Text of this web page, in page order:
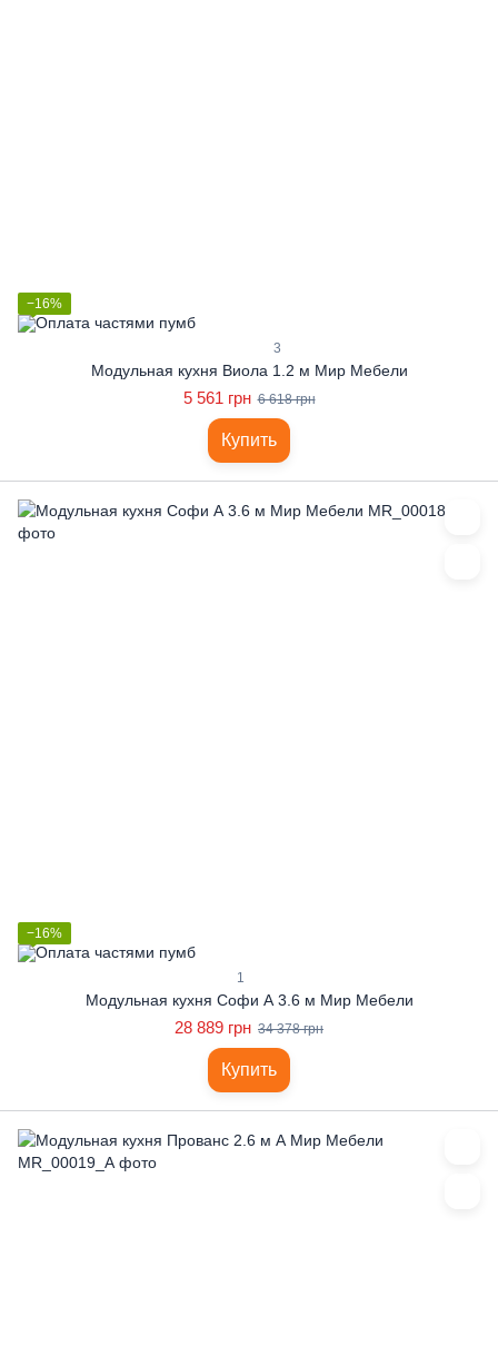
−16%
3
Модульная кухня Виола 1.2 м Мир Мебели
5 561 грн 6 618 грн
Купить
−16%
1
Модульная кухня Софи А 3.6 м Мир Мебели
28 889 грн 34 378 грн
Купить